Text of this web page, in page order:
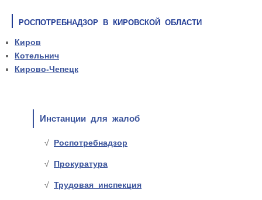
РОСПОТРЕБНАДЗОР В КИРОВСКОЙ ОБЛАСТИ
Киров
Котельнич
Кирово-Чепецк
Инстанции для жалоб
Роспотребнадзор
Прокуратура
Трудовая инспекция